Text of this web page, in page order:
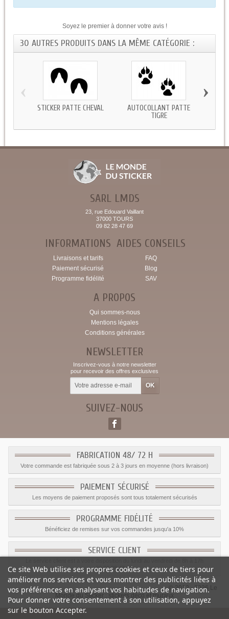
Soyez le premier à donner votre avis !
30 AUTRES PRODUITS DANS LA MÊME CATÉGORIE :
STICKER PATTE CHEVAL
AUTOCOLLANT PATTE
TIGRE
‹ ›
SARL LMDS
23, rue Edouard Vaillant
37000 TOURS
09 82 28 47 69
INFORMATIONS
Livraisons et tarifs
Paiement sécurisé
Programme fidélité
AIDES CONSEILS
FAQ
Blog
SAV
A PROPOS
Qui sommes-nous
Mentions légales
Conditions générales
NEWSLETTER
Inscrivez-vous à notre newsletter
pour recevoir des offres exclusives
SUIVEZ-NOUS
FABRICATION 48/ 72 H
Votre commande est fabriquée sous 2 à 3 jours en moyenne (hors livraison)
PAIEMENT SÉCURISÉ
Les moyens de paiement proposés sont tous totalement sécurisés
PROGRAMME FIDÉLITÉ
Bénéficiez de remises sur vos commandes jusqu'a 10%
SERVICE CLIENT
09.82.28.47.69.
© 2012 - 2026 Le
Monde du Sticker :
stickers déco et muraux
Ce site Web utilise ses propres cookies et ceux de tiers pour
améliorer nos services et vous montrer des publicités liées à
vos préférences en analysant vos habitudes de navigation.
Pour donner votre consentement à son utilisation, appuyez
sur le bouton Accepter.